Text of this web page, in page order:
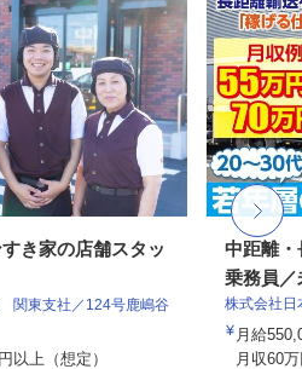
き家の店舗スタッ
関東支社／124号鹿嶋谷
以上（想定）
中距離・
乗務員／
株式会社日
月給
月収60